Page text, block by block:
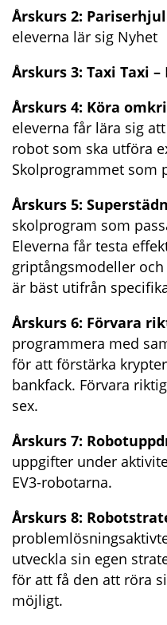
Årskurs 2:
eleverna lär sig Nyhet
Årskurs 3: Taxi Taxi –
Årskurs 4: Köra
eleverna får lära sig
robot som ska utföra
Skolprogrammet som
Årskurs 5:
skolprogram som
Eleverna får testa
griptångsmodeller
är bäst utifrån
Årskurs 6: Förvara
programmera med
för att förstärka
bankfack. Förvara
sex.
Årskurs 7:
uppgifter under
EV3-robotarna.
Årskurs 8:
utveckla sin egen
för att få den att röra
möjligt.